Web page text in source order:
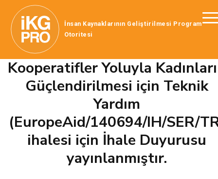
İnsan Kaynaklarının Geliştirilmesi Program
Otoritesi
Kooperatifler Yoluyla
Güçlendirilmesi için Teknik
Yardım
(EuropeAid/140694/IH/SER/
ihalesi için İhale Duyurusu
yayınlanmıştır.